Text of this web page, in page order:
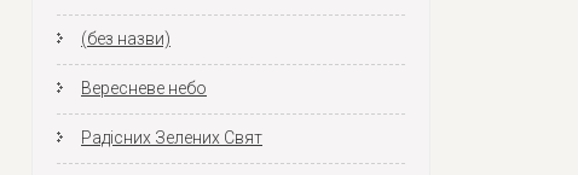
(без назви)
Вересневе небо
Радісних Зелених Свят